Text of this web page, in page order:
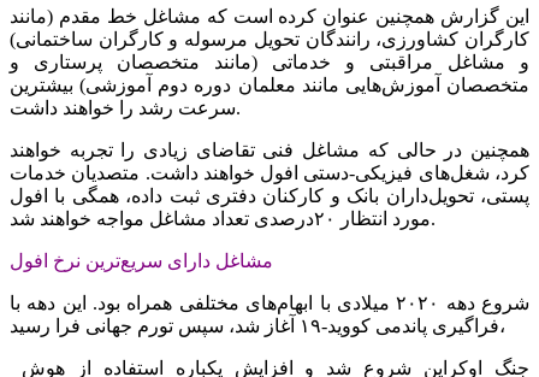
این گزارش همچنین عنوان کرده است که مشاغل خط مقدم (مانند
کارگران کشاورزی، رانندگان تحویل مرسوله و کارگران ساختمانی)
و مشاغل مراقبتی و خدماتی (مانند متخصصان پرستاری و
متخصصان آموزش‌‌‌هایی مانند معلمان دوره دوم آموزشی) بیشترین
سرعت رشد را خواهند داشت.
همچنین در حالی که مشاغل فنی تقاضای زیادی را تجربه خواهند
کرد، شغل‌‌‌های فیزیکی-دستی افول خواهند داشت. متصدیان خدمات
پستی، تحویل‌‌‌داران بانک و کارکنان دفتری ثبت داده، همگی با افول
مورد انتظار ۲۰درصدی تعداد مشاغل مواجه خواهند شد.
مشاغل دارای سریع‌‌‌ترین نرخ افول
شروع دهه ۲۰۲۰ میلادی با ابهام‌‌‌های مختلفی همراه بود. این دهه با
فراگیری پاندمی کووید-۱۹ آغاز شد، سپس تورم جهانی فرا رسید،